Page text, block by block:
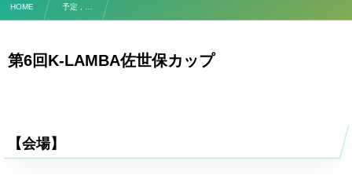
HOME 予定 , …
第6回K-LAMBA佐世保カップ
【会場】